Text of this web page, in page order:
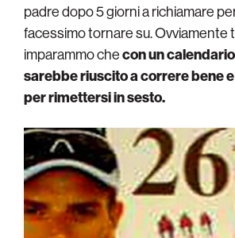
padre dopo 5 giorni a richiamare
facessimo tornare su. Ovviamente
imparammo checon un
sarebbe riuscito a correre bene
per rimettersi in sesto.